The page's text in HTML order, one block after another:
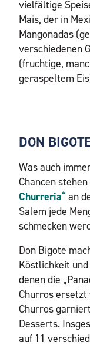
vielfältige
Mais, der in
Mangonadas
verschiedenen
(fruchtige,
geraspeltem
DON
Was auch
Chancen
Churreria“ an
Salem jede
schmecken
Don Bigote
Köstlichkeit
denen die
Churros
Churros
Desserts.
auf 11